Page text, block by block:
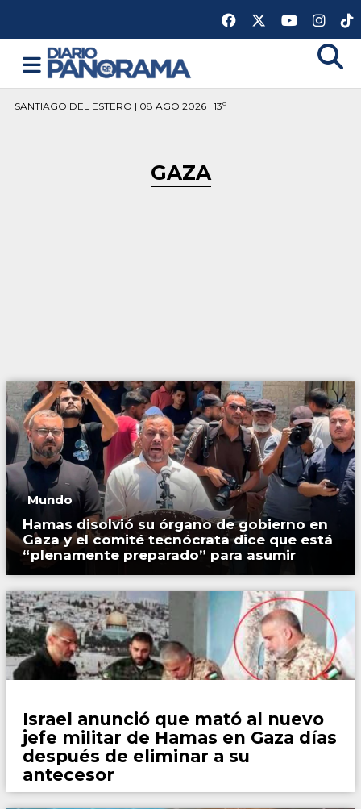
SANTIAGO DEL ESTERO | 08 AGO 2026 | 13º
GAZA
Mundo
Hamas disolvió su órgano de gobierno en
Gaza y el comité tecnócrata dice que está
“plenamente preparado” para asumir
Israel anunció que mató al nuevo
jefe militar de Hamas en Gaza días
después de eliminar a su
antecesor